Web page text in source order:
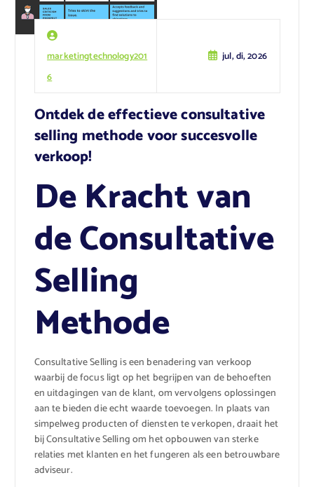
marketingtechnology201
6
jul, di, 2026
Ontdek de effectieve consultative
selling methode voor succesvolle
verkoop!
De Kracht van
de Consultative
Selling
Methode
Consultative Selling is een benadering van verkoop
waarbij de focus ligt op het begrijpen van de behoeften
en uitdagingen van de klant, om vervolgens oplossingen
aan te bieden die echt waarde toevoegen. In plaats van
simpelweg producten of diensten te verkopen, draait het
bij Consultative Selling om het opbouwen van sterke
relaties met klanten en het fungeren als een betrouwbare
adviseur.